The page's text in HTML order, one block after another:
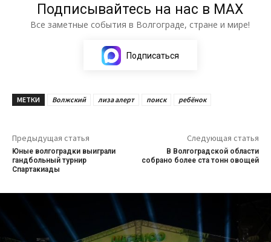
Подписывайтесь на нас в МАХ
Все заметные события в Волгограде, стране и мире!
Подписаться
МЕТКИ Волжский лиза алерт поиск ребёнок
Предыдущая статья
Юные волгоградки выиграли
гандбольный турнир
Спартакиады
Следующая статья
В Волгоградской области
собрано более ста тонн овощей